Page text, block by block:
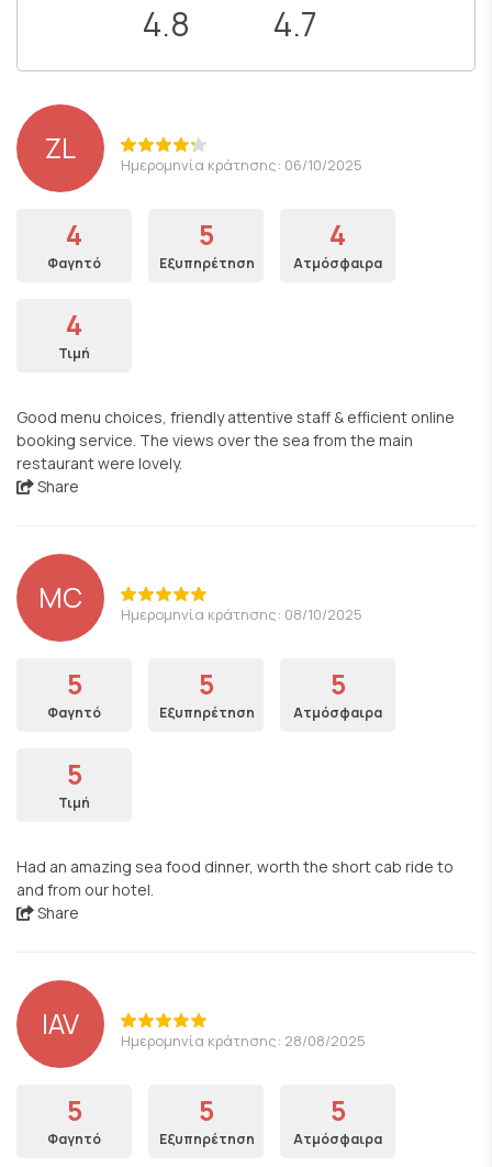
4.8 4.7
ZL Ημερομηνία κράτησης: 06/10/2025
4
Φαγητό
5
Εξυπηρέτηση
4
Ατμόσφαιρα
4
Τιμή
Good menu choices, friendly attentive staff & efficient online
booking service. The views over the sea from the main
restaurant were lovely.
Share
MC Ημερομηνία κράτησης: 08/10/2025
5
Φαγητό
5
Εξυπηρέτηση
5
Ατμόσφαιρα
5
Τιμή
Had an amazing sea food dinner, worth the short cab ride to
and from our hotel.
Share
IAV Ημερομηνία κράτησης: 28/08/2025
5
Φαγητό
5
Εξυπηρέτηση
5
Ατμόσφαιρα